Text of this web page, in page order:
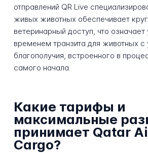
отправлений QR Live
живых животных обеспечивает
ветеринарный доступ, что означает
временем транзита для животных с
благополучия, встроенного в
самого начала.
Какие тарифы и
максимальные
принимает Qatar
Cargo?